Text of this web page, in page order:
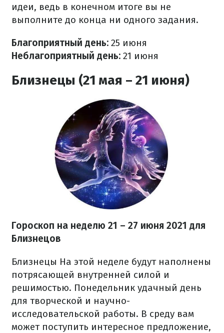
идеи, ведь в конечном итоге вы не
выполните до конца ни одного задания.
Благоприятный день: 25 июня
Неблагоприятный день: 21 июня
Близнецы (21 мая – 21 июня)
Гороскоп на неделю 21 – 27 июня 2021 для
Близнецов
Близнецы На этой неделе будут наполнены
потрясающей внутренней силой и
решимостью. Понедельник удачный день
для творческой и научно-
исследовательской работы. В среду вам
может поступить интересное предложение,